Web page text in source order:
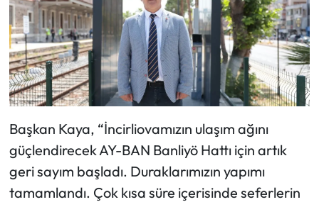
Başkan Kaya, “İncirliovamızın ulaşım ağını
güçlendirecek AY-BAN Banliyö Hattı için artık
geri sayım başladı. Duraklarımızın yapımı
tamamlandı. Çok kısa süre içerisinde seferlerin